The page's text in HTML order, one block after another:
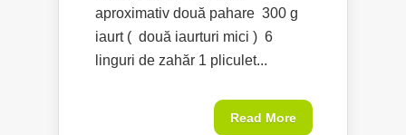
aproximativ două pahare 300 g
iaurt ( două iaurturi mici ) 6
linguri de zahăr 1 pliculet...
Read More